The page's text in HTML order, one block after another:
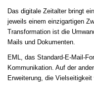
Das digitale Zeitalter bringt
jeweils einem einzigartigen
Transformation ist die
Mails und Dokumenten.
EML, das Standard-E-Mail-
Kommunikation. Auf der
Erweiterung, die Vielseitigkeit